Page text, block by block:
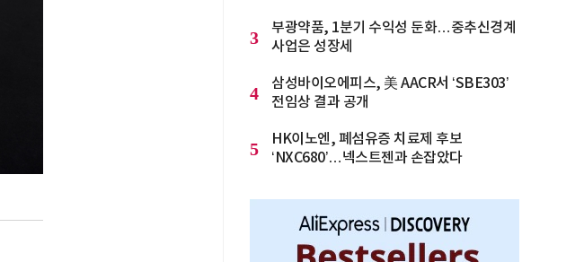
3
부광약품, 1분기 수익성 둔화…중추신경계
사업은 성장세
4
삼성바이오에피스, 美 AACR서 ‘SBE303’
전임상 결과 공개
5
HK이노엔, 폐섬유증 치료제 후보
‘NXC680’…넥스트젠과 손잡았다